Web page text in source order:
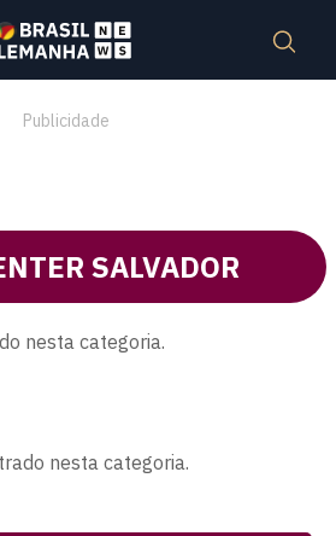
Publicidade
SALVADOR
nesta categoria.
nesta categoria.